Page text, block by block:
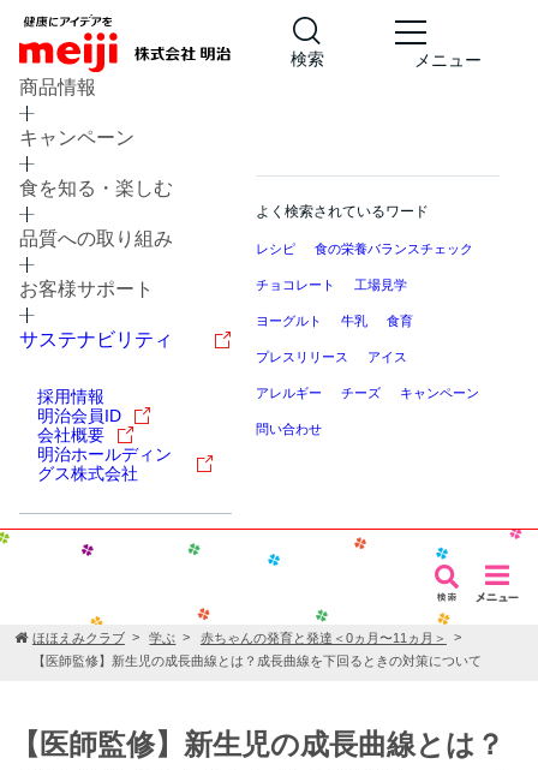
検索 メニュー
商品情報
キャンペーン
食を知る・楽しむ
品質への取り組み
お客様サポート
サステナビリティ
採用情報
明治会員ID
会社概要
明治ホールディン
グス株式会社
よく検索されているワード
レシピ 食の栄養バランスチェック
チョコレート 工場見学
ヨーグルト 牛乳 食育
プレスリリース アイス
アレルギー チーズ キャンペーン
問い合わせ
ほほえみクラブ 学ぶ
赤ちゃんの発育と発達＜0ヵ月〜11ヵ月＞
【医師監修】新生児の成長曲線とは？成長曲線を下回るときの対策について
【医師監修】新生児の成長曲線とは？